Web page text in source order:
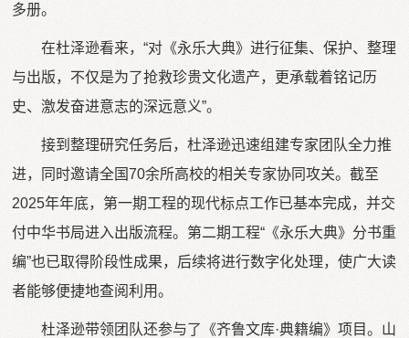
多册。
在杜泽逊看来，“对《永乐大典》进行征集、保护、整理
与出版，不仅是为了抢救珍贵文化遗产，更承载着铭记历
史、激发奋进意志的深远意义”。
接到整理研究任务后，杜泽逊迅速组建专家团队全力推
进，同时邀请全国70余所高校的相关专家协同攻关。截至
2025年年底，第一期工程的现代标点工作已基本完成，并交
付中华书局进入出版流程。第二期工程“《永乐大典》分书重
编”也已取得阶段性成果，后续将进行数字化处理，使广大读
者能够便捷地查阅利用。
杜泽逊带领团队还参与了《齐鲁文库·典籍编》项目。山